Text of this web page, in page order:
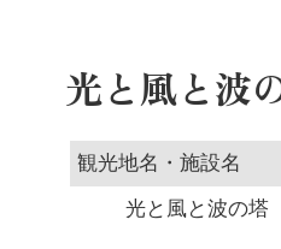
光と風と波
観光地名・施設名
光と風と波の塔